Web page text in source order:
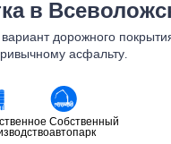
в
дорожного
асфальту.
Собственный
автопарк